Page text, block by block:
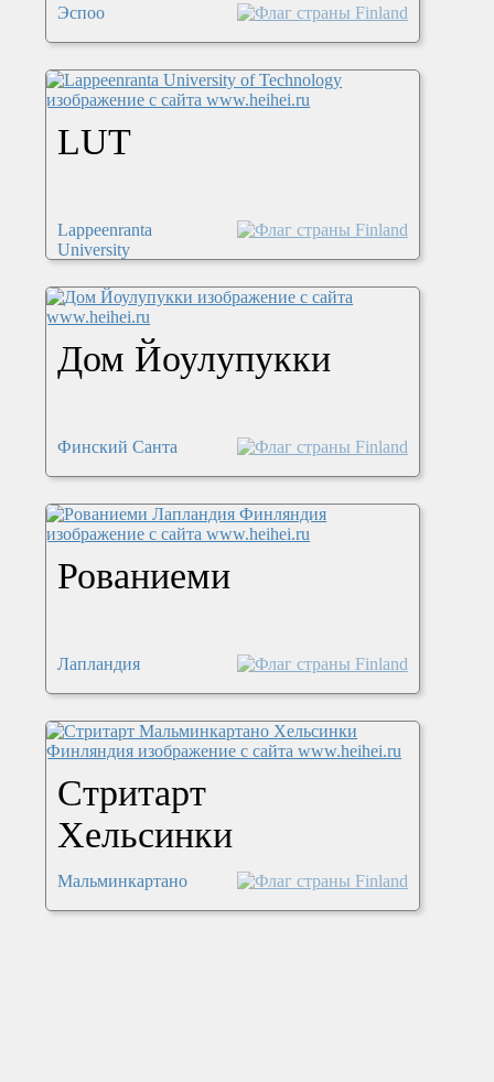
Эспоо
LUT
Lappeenranta
University
Дом Йоулупукки
Финский Санта
Рованиеми
Лапландия
Стритарт
Хельсинки
Мальминкартано